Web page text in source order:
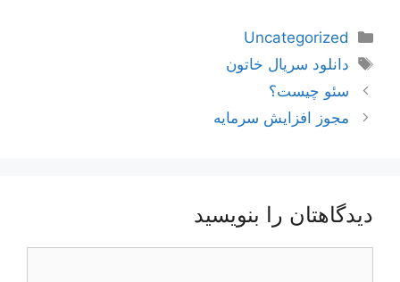
دسته‌ها
Uncategorized
برچسب‌ها
دانلود سریال خاتون
ناوبری
نوشته‌ها
سئو چیست؟
مجوز افزایش سرمایه
دیدگاهتان را بنویسید